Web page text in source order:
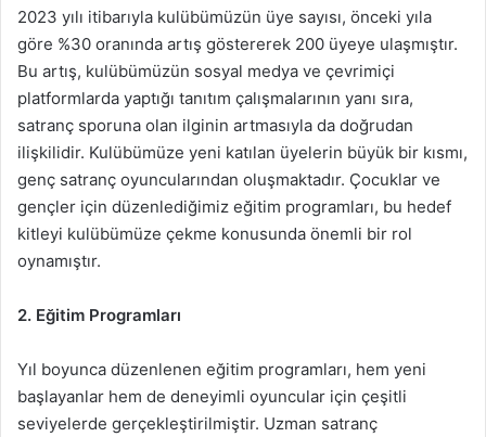
2023 yılı itibarıyla kulübümüzün üye sayısı, önceki yıla
göre %30 oranında artış göstererek 200 üyeye ulaşmıştır.
Bu artış, kulübümüzün sosyal medya ve çevrimiçi
platformlarda yaptığı tanıtım çalışmalarının yanı sıra,
satranç sporuna olan ilginin artmasıyla da doğrudan
ilişkilidir. Kulübümüze yeni katılan üyelerin büyük bir kısmı,
genç satranç oyuncularından oluşmaktadır. Çocuklar ve
gençler için düzenlediğimiz eğitim programları, bu hedef
kitleyi kulübümüze çekme konusunda önemli bir rol
oynamıştır.
2. Eğitim Programları
Yıl boyunca düzenlenen eğitim programları, hem yeni
başlayanlar hem de deneyimli oyuncular için çeşitli
seviyelerde gerçekleştirilmiştir. Uzman satranç